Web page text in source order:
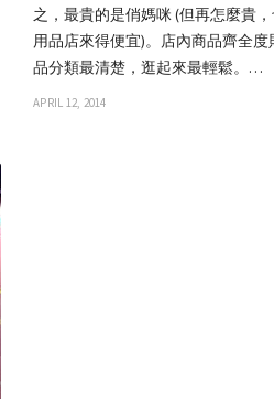
之，最貴的是俏媽咪 (但再怎麼貴
用品店來得便宜)。店內商品齊全
品分類最清楚，逛起來最輕鬆。…
APRIL 12, 2014